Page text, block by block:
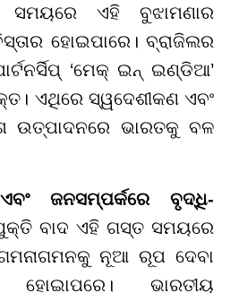
ଏହି ବୁଝାମଣାର
ହୋଇପାରେ। ବ୍ରାଜିଲର
‘ମେକ୍ ଇନ୍ ଇଣ୍ଡିଆ’
ଏଥିରେ ସ୍ୱଦେଶୀକଣ ଏବଂ
ଉତ୍ପାଦନରେ ଭାରତକୁ ବଳ
ଜନସମ୍ପର୍କରେ ବୃଦ୍ଧି-
ବାଦ ଏହି ଗସ୍ତ ସମୟରେ
ନୂଆ ରୂପ ଦେବା
ଭାରତୀୟ